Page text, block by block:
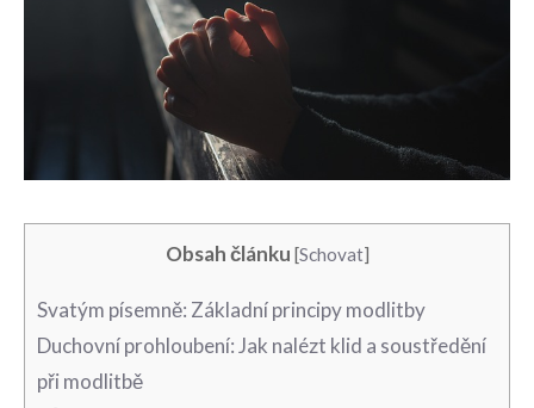
Obsah článku [Schovat]
Svatým písemně:⁤ Základní principy modlitby
Duchovní prohloubení: ⁣Jak nalézt klid a soustředění
při modlitbě